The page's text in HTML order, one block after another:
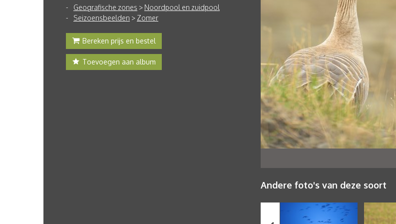
Geografische zones > Noordpool en zuidpool
Seizoensbeelden > Zomer
Bereken prijs en bestel
Toevoegen aan album
Andere foto's van deze soort